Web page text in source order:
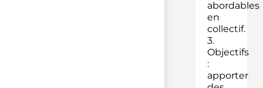
abordables
en
collectif.
3.
Objectifs
:
apporter